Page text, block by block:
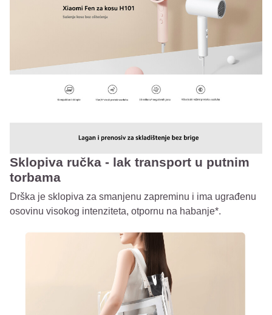
Sklopiva ručka - lak transport u putnim
torbama
Drška je sklopiva za smanjenu zapreminu i ima ugrađenu
osovinu visokog intenziteta, otpornu na habanje*.